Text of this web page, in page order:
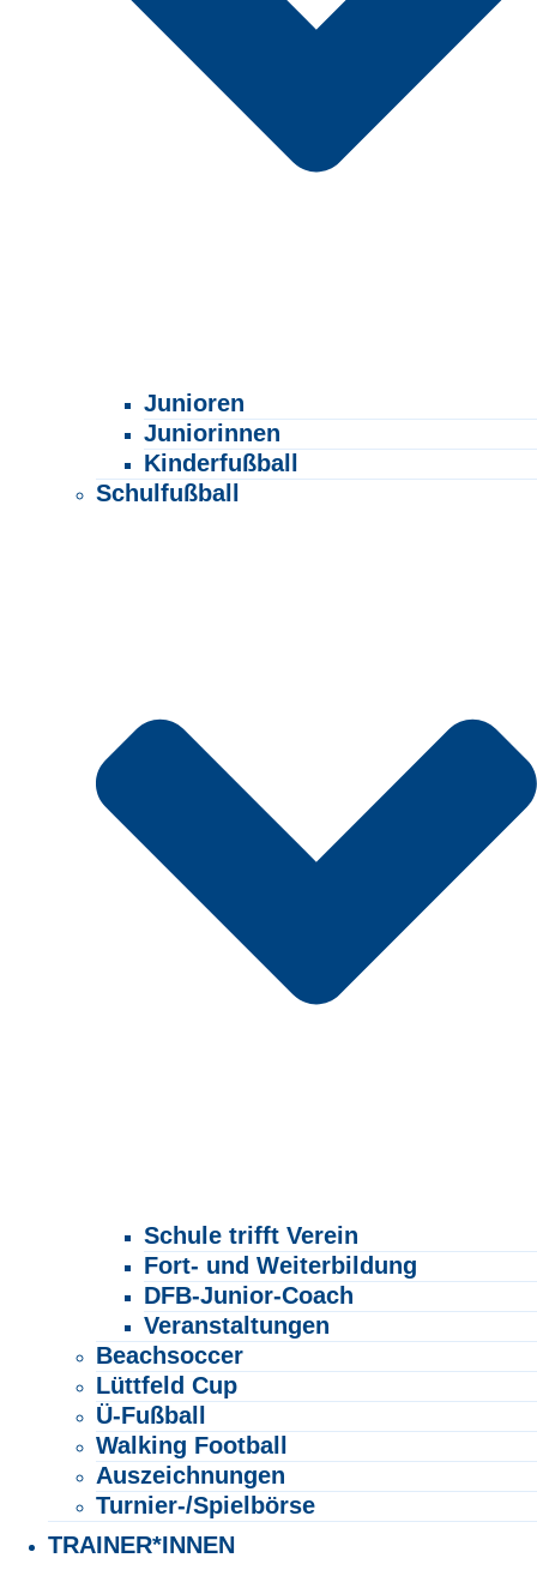
Junioren
Juniorinnen
Kinderfußball
Schulfußball
Schule trifft Verein
Fort- und Weiterbildung
DFB-Junior-Coach
Veranstaltungen
Beachsoccer
Lüttfeld Cup
Ü-Fußball
Walking Football
Auszeichnungen
Turnier-/Spielbörse
TRAINER*INNEN